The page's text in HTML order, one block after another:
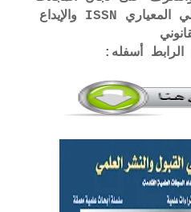
واعتماداتها والرقم الدولي المعياري ISSN والإيداع